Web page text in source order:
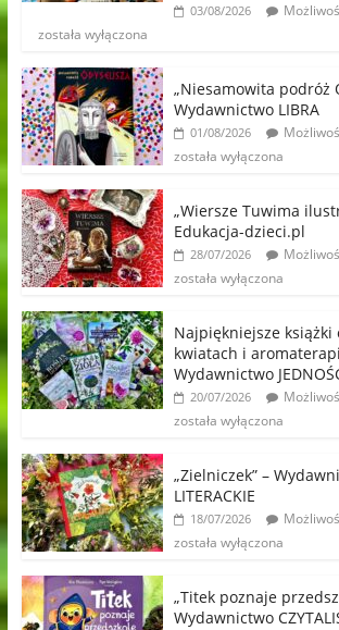
03/08/2026
została wyłączona
„Niesamowita podróż
Wydawnictwo LIBRA
01/08/2026
została wyłączona
„Wiersze Tuwima
Edukacja-dzieci.pl
28/07/2026
została wyłączona
Najpiękniejsze książki
kwiatach i
Wydawnictwo
20/07/2026
została wyłączona
„Zielniczek” –
LITERACKIE
18/07/2026
została wyłączona
„Titek poznaje
Wydawnictwo